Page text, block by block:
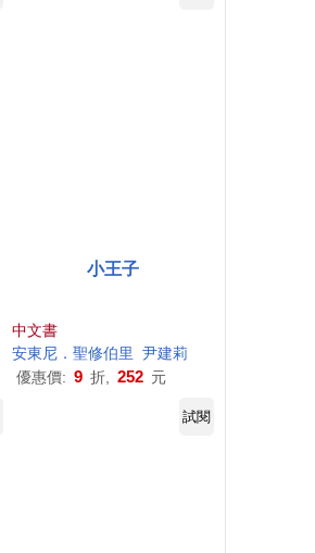
小王子
中文書
安東尼 ．聖修伯里
尹建莉
優惠價: 9 折, 252 元
試閱